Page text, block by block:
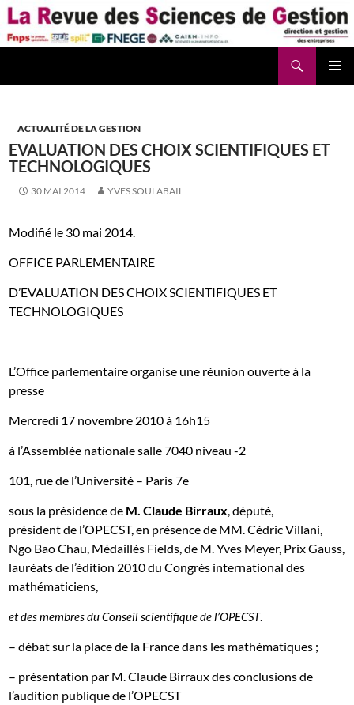
Aller
au
contenu
ACTUALITÉ DE LA GESTION
EVALUATION DES CHOIX SCIENTIFIQUES ET
TECHNOLOGIQUES
30 MAI 2014 YVES SOULABAIL
Modifié le 30 mai 2014.
OFFICE PARLEMENTAIRE
D’EVALUATION DES CHOIX SCIENTIFIQUES ET
TECHNOLOGIQUES
L’Office parlementaire organise une réunion ouverte à la
presse
Mercredi 17 novembre 2010 à 16h15
à l’Assemblée nationale salle 7040 niveau -2
101, rue de l’Université – Paris 7e
sous la présidence de M. Claude Birraux, député,
président de l’OPECST, en présence de MM. Cédric Villani,
Ngo Bao Chau, Médaillés Fields, de M. Yves Meyer, Prix Gauss,
lauréats de l’édition 2010 du Congrès international des
mathématiciens,
et des membres du Conseil scientifique de l’OPECST.
– débat sur la place de la France dans les mathématiques ;
– présentation par M. Claude Birraux des conclusions de
l’audition publique de l’OPECST